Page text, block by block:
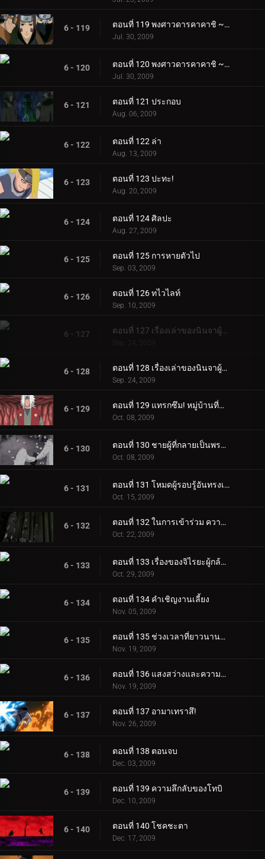
6 - 119 ตอนที่ 119 พงศาวดารคาคาชิ ~ ชีวิตเด็กผู้ชายในสนามรบ ~ ตอนที่ 1
Jul. 30, 2009
6 - 120 ตอนที่ 120 พงศาวดารคาคาชิ ~ ชีวิตเด็กผู้ชายในสนามรบ ~ ตอนที่ 2
Jul. 30, 2009
6 - 121 ตอนที่ 121 ประกอบ
Aug. 06, 2009
6 - 122 ตอนที่ 122 ล่า
Aug. 13, 2009
6 - 123 ตอนที่ 123 ปะทะ!
Aug. 20, 2009
6 - 124 ตอนที่ 124 ศิลปะ
Aug. 27, 2009
6 - 125 ตอนที่ 125 การหายตัวไป
Sep. 03, 2009
6 - 126 ตอนที่ 126 ทไวไลท์
Sep. 10, 2009
6 - 127
Sep. 24, 2009
6 - 128 ตอนที่ 128 เรื่องเล่าของนินจาผู้กล้าหาญ ~ คัมภีร์นินจาจิไรยะ ~ ตอนที่ 2
Sep. 24, 2009
6 - 129 ตอนที่ 129 แทรกซึม! หมู่บ้านที่ซ่อนอยู่ในสายฝน
Oct. 08, 2009
6 - 130 ตอนที่ 130 ชายผู้ที่กลายเป็นพระเจ้า
Oct. 08, 2009
6 - 131 ตอนที่ 131 โหมดผู้รอบรู้อันทรงเกียรติ!
Oct. 15, 2009
6 - 132 ตอนที่ 132 ในการเข้าร่วม ความเจ็บปวด 6 วิถี
Oct. 22, 2009
6 - 133 ตอนที่ 133 เรื่องของจิไรยะผู้กล้าหาญ
Oct. 29, 2009
6 - 134 ตอนที่ 134 คำเชิญงานเลี้ยง
Nov. 05, 2009
6 - 135 ตอนที่ 135 ช่วงเวลาที่ยาวนานที่สุด
Nov. 19, 2009
6 - 136 ตอนที่ 136 แสงสว่างและความมืดของเนตรวงแหวนมังเงเคียว
Nov. 19, 2009
6 - 137 ตอนที่ 137 อามาเทราสึ!
Nov. 26, 2009
6 - 138 ตอนที่ 138 ตอนจบ
Dec. 03, 2009
6 - 139 ตอนที่ 139 ความลึกลับของโทบิ
Dec. 10, 2009
6 - 140 ตอนที่ 140 โชคชะตา
Dec. 17, 2009